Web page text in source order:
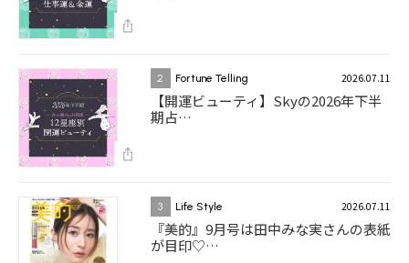
2 Fortune Telling 2026.07.11
【開運ビューティ】Skyの2026年下半
期占…
3 Life Style 2026.07.11
『美的』9月号は田中みな実さんの表紙
が目印♡…